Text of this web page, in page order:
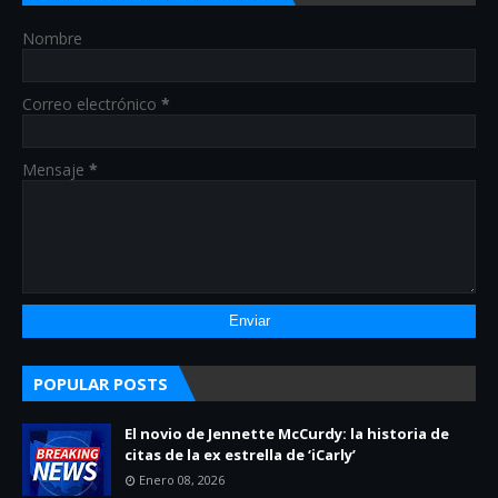
Nombre
Correo electrónico *
Mensaje *
POPULAR POSTS
El novio de Jennette McCurdy: la historia de
citas de la ex estrella de ‘iCarly’
Enero 08, 2026